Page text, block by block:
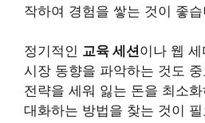
작하여 경험을 쌓는 것이 좋
정기적인 교육 세션이나 웹
시장 동향을 파악하는 것도
전략을 세워 잃는 돈을 최소
대화하는 방법을 찾는 것이